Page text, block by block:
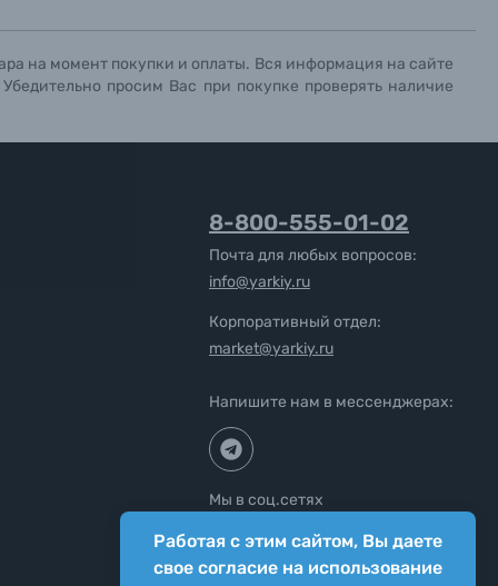
на момент покупки и оплаты. Вся информация на сайте
просим Вас при покупке проверять наличие
Работая с этим сайтом, Вы даете
свое согласие на использование
8-800-555-01-02
Почта для любых вопросов:
info@yarkiy.ru
Корпоративный отдел:
market@yarkiy.ru
Напишите нам в мессенджерах:
Мы в соц.сетях